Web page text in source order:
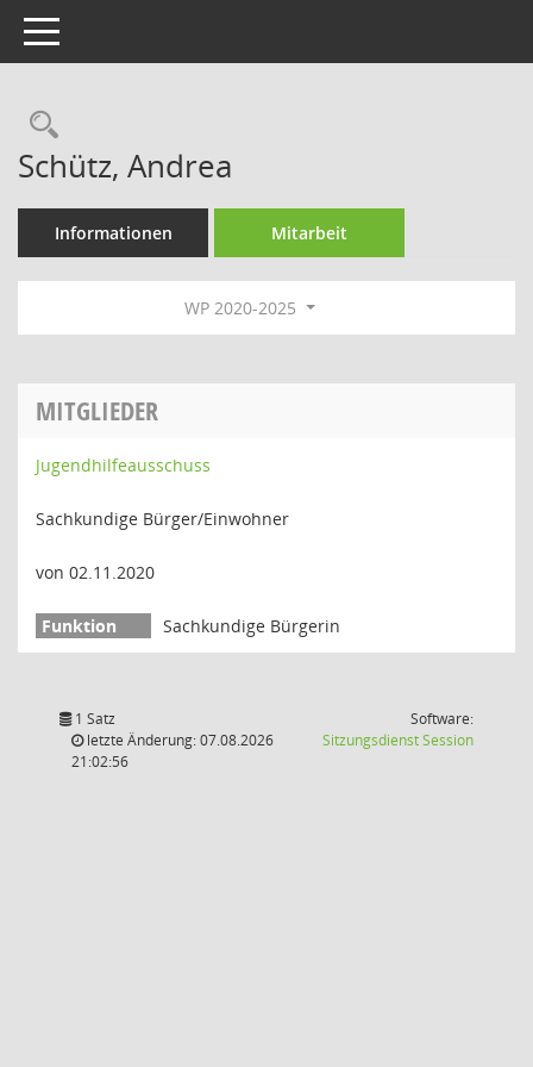
Toggle navigation
Rechercheauswahl
Schütz, Andrea
Informationen Mitarbeit
WP 2020-2025
MITGLIEDER
Jugendhilfeausschuss
Sachkundige Bürger/Einwohner
von 02.11.2020
Sachkundige Bürgerin
1 Satz
letzte Änderung: 07.08.2026
21:02:56
Software:
SitzungsdienstSession(Wird in